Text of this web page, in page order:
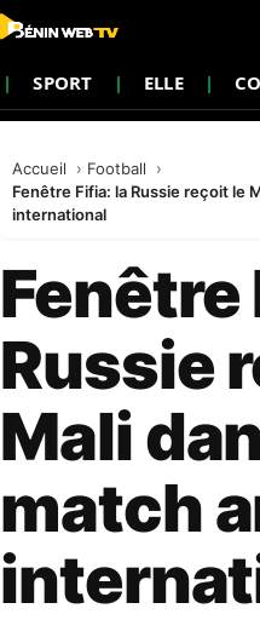
SPORT ELLE
Accueil
Football
Fenêtre Fifia: la Russie reçoit le
international
Fenêtre
Russie
Mali
match